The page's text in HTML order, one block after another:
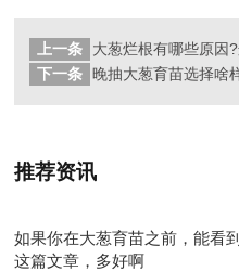
上一条
下一条
推荐资讯
如果你在大葱育苗之前，能看到
这篇文章，多好啊